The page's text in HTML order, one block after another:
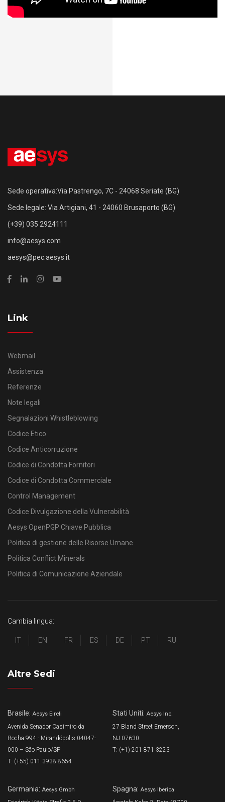
Sede operativa:Via Pastrengo, 7C - 24068 Seriate (BG)
Sede legale: Via Artigiani, 41 - 24060 Brusaporto (BG)
(+39) 035 2924111
info@aesys.com
aesys@pec.aesys.it
Link
Webmail
Assistenza
Referenze
Note legali
Segnalazioni Whistleblowing
Codice Etico
Codice Anticorruzione
Codice di Condotta Fornitori
Codice di Condotta Commerciale
Control Management
Codice Divulgazione della Vulnerabilità
Aesys OpenPGP Chiave Pubblica
Politica di gestione delle Risorse Umane
Politica Conflict Minerals
Politica di Comunicazione Aziendale
Cambia lingua:
IT EN FR ES DE PT RU
Altre Sedi
Brasile: Aesys Eireli
Avenida Senador Casimiro da
Rocha 994 - Mirandópolis 04047-
000 – São Paulo/SP
T: (+55) 011 3938 8654
Stati Uniti: Aesys Inc.
27 Bland Street Emerson,
NJ 07630
T: (+1) 201 871 3223
Germania: Aesys Gmbh Spagna: Aesys Iberica